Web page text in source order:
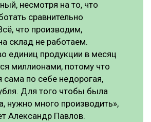
несмотря на то, что
сравнительно
что производим,
склад не работаем.
единиц продукции в месяц
миллионами, потому что
сама по себе недорогая,
Для того чтобы была
нужно много производить»,
Александр Павлов.